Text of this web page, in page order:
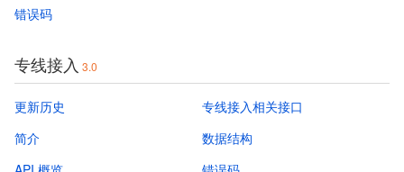
错误码
专线接入 3.0
更新历史
简介
专线接入相关接口
数据结构